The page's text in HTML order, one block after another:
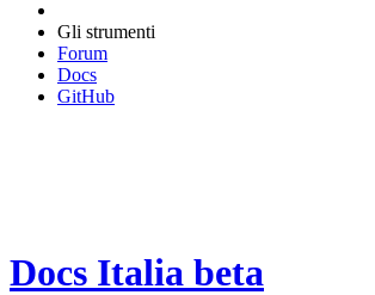
Gli strumenti
Forum
Docs
GitHub
Docs Italia beta